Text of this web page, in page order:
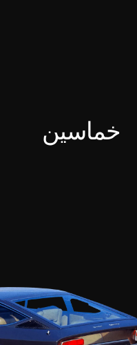
خماسين